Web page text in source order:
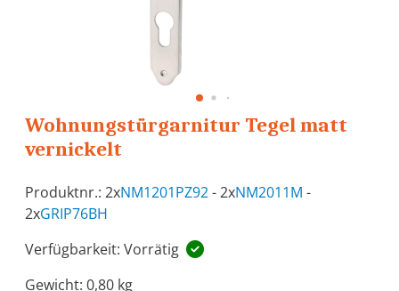
Wohnungstürgarnitur Tegel matt
vernickelt
Produktnr.: 2xNM1201PZ92- 2xNM2011M -
2xGRIP76BH
Verfügbarkeit: Vorrätig
Gewicht: 0,80 kg